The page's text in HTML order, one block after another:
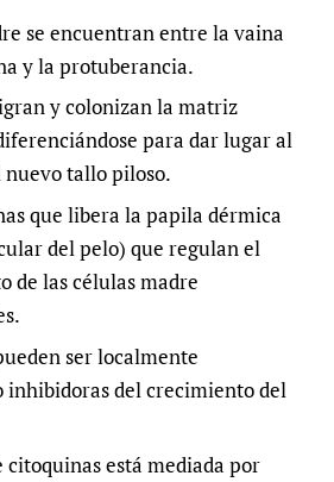
se encuentran entre la vaina
y la protuberancia.
y colonizan la matriz
para dar lugar al
tallo piloso.
que libera la papila dérmica
del pelo) que regulan el
de las células madre
ser localmente
inhibidoras del crecimiento del
citoquinas está mediada por